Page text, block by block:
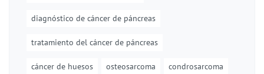
diagnóstico de cáncer de páncreas
tratamiento del cáncer de páncreas
cáncer de huesos osteosarcoma condrosarcoma